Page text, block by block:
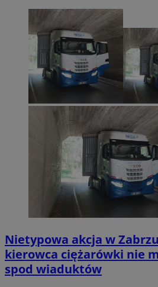
Nietypowa akcja w
kierowca ciężarówki nie
spod wiaduktów